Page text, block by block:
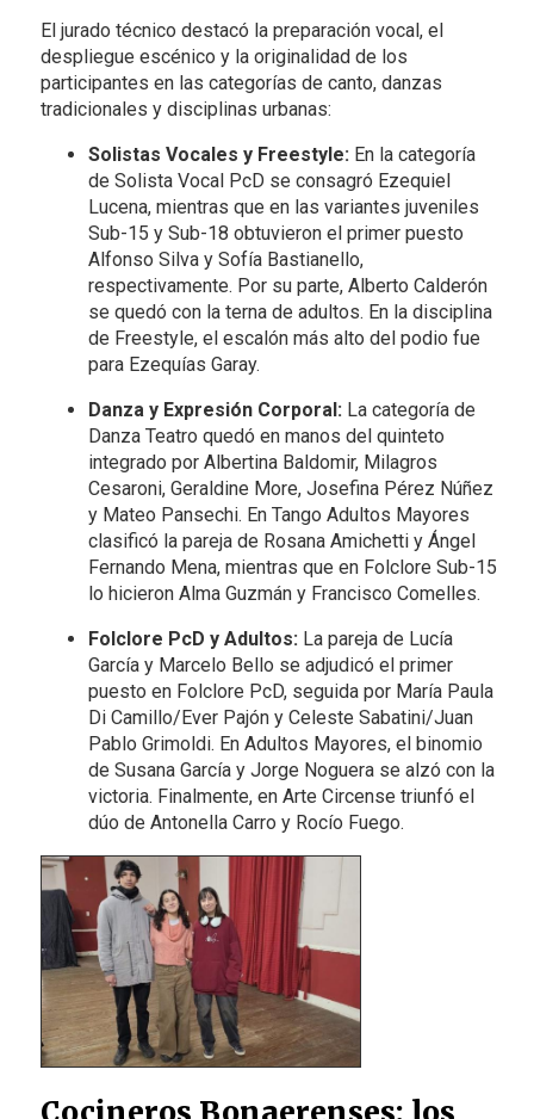
El jurado técnico destacó la preparación vocal, el
despliegue escénico y la originalidad de los
participantes en las categorías de canto, danzas
tradicionales y disciplinas urbanas:
Solistas Vocales y Freestyle: En la categoría
de Solista Vocal PcD se consagró Ezequiel
Lucena, mientras que en las variantes juveniles
Sub-15 y Sub-18 obtuvieron el primer puesto
Alfonso Silva y Sofía Bastianello,
respectivamente. Por su parte, Alberto Calderón
se quedó con la terna de adultos. En la disciplina
de Freestyle, el escalón más alto del podio fue
para Ezequías Garay.
Danza y Expresión Corporal: La categoría de
Danza Teatro quedó en manos del quinteto
integrado por Albertina Baldomir, Milagros
Cesaroni, Geraldine More, Josefina Pérez Núñez
y Mateo Pansechi. En Tango Adultos Mayores
clasificó la pareja de Rosana Amichetti y Ángel
Fernando Mena, mientras que en Folclore Sub-15
lo hicieron Alma Guzmán y Francisco Comelles.
Folclore PcD y Adultos: La pareja de Lucía
García y Marcelo Bello se adjudicó el primer
puesto en Folclore PcD, seguida por María Paula
Di Camillo/Ever Pajón y Celeste Sabatini/Juan
Pablo Grimoldi. En Adultos Mayores, el binomio
de Susana García y Jorge Noguera se alzó con la
victoria. Finalmente, en Arte Circense triunfó el
dúo de Antonella Carro y Rocío Fuego.